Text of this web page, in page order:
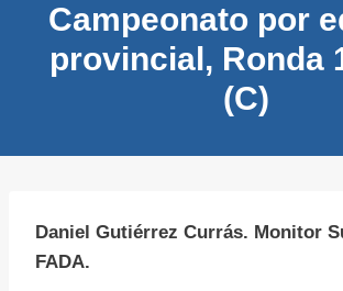
Campeonato por
provincial, Ronda
(C)
Daniel Gutiérrez Currás. Monitor
FADA.